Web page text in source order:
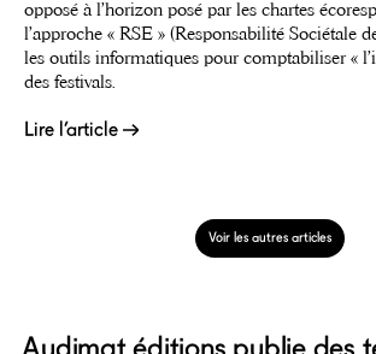
opposé à l’horizon posé par les chartes
l’approche « RSE » (Responsabilité Sociétale
les outils informatiques pour comptabiliser «
des festivals.
Lire l’article
Voir les autres articles
Audimat éditions publie des